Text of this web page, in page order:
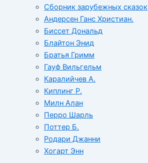
Сборник зарубежных сказок
Андерсен Ганс Христиан.
Биссет Дональд
Блайтон Энид
Братья Гримм
Гауф Вильгельм
Каралийчев А.
Киплинг Р.
Милн Алан
Перро Шарль
Поттер Б.
Родари Джанни
Хогарт Энн